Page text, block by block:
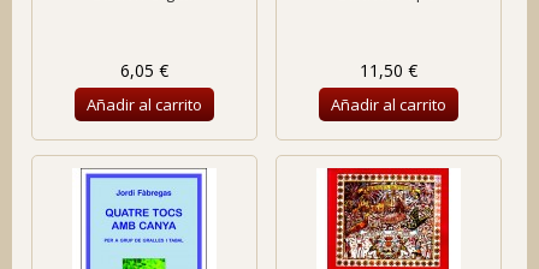
6,05 €
Añadir al carrito
11,50 €
Añadir al carrito